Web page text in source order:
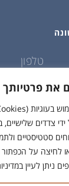
את פרטיותך
צדדים
סטטיסטיים
לחיצה על הכפתור
ניתן לעיין
שלי בהתאם ל